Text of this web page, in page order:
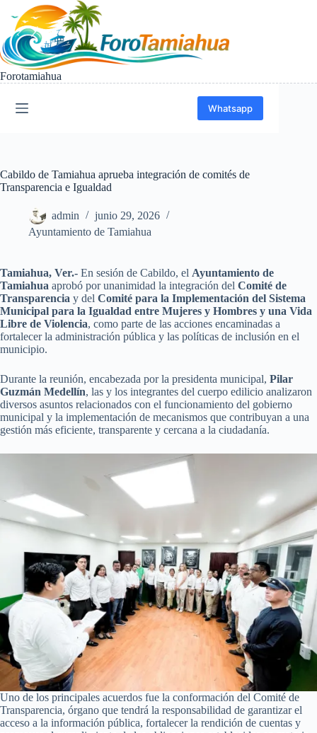
contenido
Forotamiahua
Whatsapp
Cabildo de Tamiahua aprueba integración de comités de
Transparencia e Igualdad
admin
junio 29, 2026
Ayuntamiento de Tamiahua
Tamiahua, Ver.- En sesión de Cabildo, el Ayuntamiento de
Tamiahua aprobó por unanimidad la integración del Comité de
Transparencia y del Comité para la Implementación del Sistema
Municipal para la Igualdad entre Mujeres y Hombres y una Vida
Libre de Violencia, como parte de las acciones encaminadas a
fortalecer la administración pública y las políticas de inclusión en el
municipio.
Durante la reunión, encabezada por la presidenta municipal, Pilar
Guzmán Medellín, las y los integrantes del cuerpo edilicio analizaron
diversos asuntos relacionados con el funcionamiento del gobierno
municipal y la implementación de mecanismos que contribuyan a una
gestión más eficiente, transparente y cercana a la ciudadanía.
Uno de los principales acuerdos fue la conformación del Comité de
Transparencia, órgano que tendrá la responsabilidad de garantizar el
acceso a la información pública, fortalecer la rendición de cuentas y